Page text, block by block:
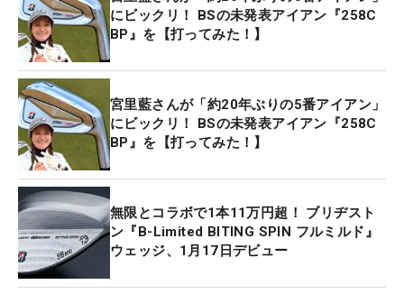
にビックリ！ BSの未発表アイアン『258C
BP』を【打ってみた！】
宮里藍さんが「約20年ぶりの5番アイアン」
にビックリ！ BSの未発表アイアン『258C
BP』を【打ってみた！】
無限とコラボで1本11万円超！ ブリヂスト
ン『B-Limited BITING SPIN フルミルド』
ウェッジ、1月17日デビュー